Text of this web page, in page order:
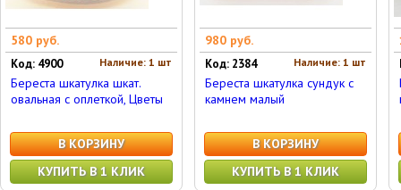
580 руб.
Наличие: 1 шт
Код: 4900
Береста шкатулка шкат.
овальная с оплеткой, Цветы
В КОРЗИНУ
КУПИТЬ В 1 КЛИК
980 руб.
Наличие: 1 шт
Код: 2384
Береста шкатулка сундук с
камнем малый
В КОРЗИНУ
КУПИТЬ В 1 КЛИК